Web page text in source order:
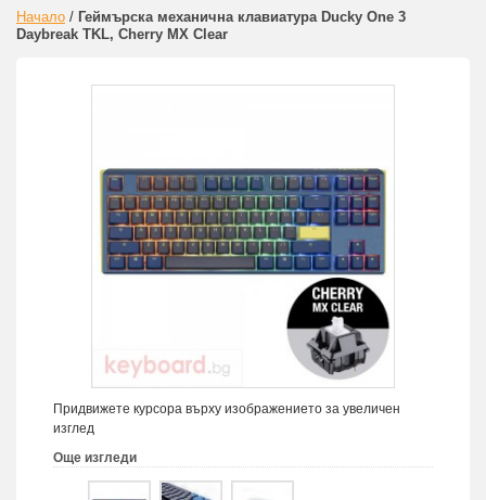
Начало / Геймърскa механична клавиатура Ducky One 3
Daybreak TKL, Cherry MX Clear
Придвижете курсора върху изображението за увеличен
изглед
Още изгледи